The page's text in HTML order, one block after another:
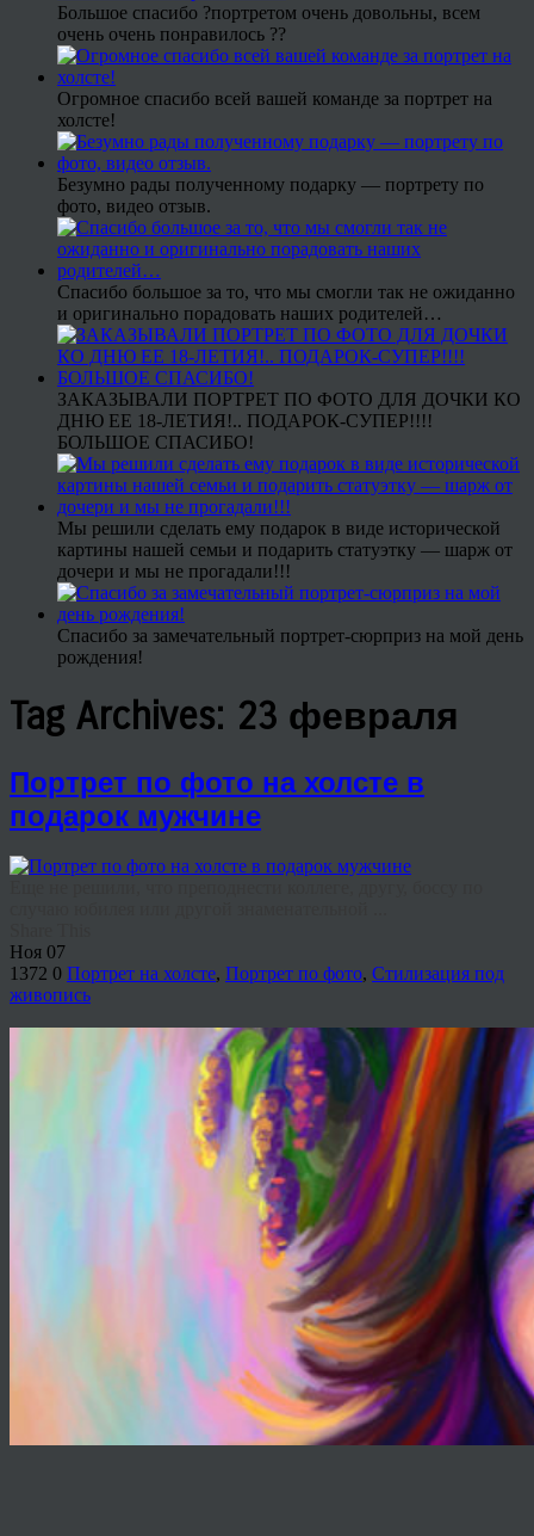
Большое спасибо ?портретом очень довольны, всем
очень очень понравилось ??
Огромное спасибо всей вашей команде за портрет на
холсте!
Безумно рады полученному подарку — портрету по
фото, видео отзыв.
Спасибо большое за то, что мы смогли так не ожиданно
и оригинально порадовать наших родителей…
ЗАКАЗЫВАЛИ ПОРТРЕТ ПО ФОТО ДЛЯ ДОЧКИ КО
ДНЮ ЕЕ 18-ЛЕТИЯ!.. ПОДАРОК-СУПЕР!!!!
БОЛЬШОЕ СПАСИБО!
Мы решили сделать ему подарок в виде исторической
картины нашей семьи и подарить статуэтку — шарж от
дочери и мы не прогадали!!!
Спасибо за замечательный портрет-сюрприз на мой день
рождения!
Tag Archives: 23 февраля
Портрет по фото на холсте в
подарок мужчине
Ноя 07
1372 0 Портрет на холсте, Портрет по фото, Стилизация под
живопись